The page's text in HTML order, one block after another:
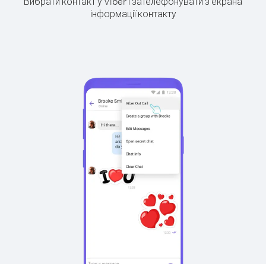
інформації контакту